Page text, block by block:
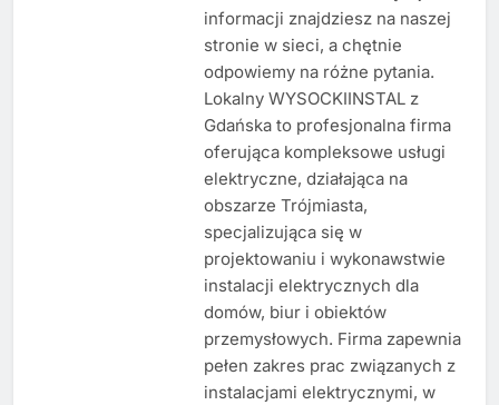
informacji znajdziesz na naszej
stronie w sieci, a chętnie
odpowiemy na różne pytania.
Lokalny WYSOCKIINSTAL z
Gdańska to profesjonalna firma
oferująca kompleksowe usługi
elektryczne, działająca na
obszarze Trójmiasta,
specjalizująca się w
projektowaniu i wykonawstwie
instalacji elektrycznych dla
domów, biur i obiektów
przemysłowych. Firma zapewnia
pełen zakres prac związanych z
instalacjami elektrycznymi, w